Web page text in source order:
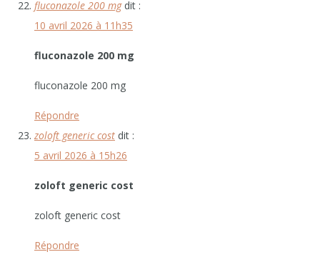
fluconazole 200 mg dit :
10 avril 2026 à 11h35
fluconazole 200 mg
fluconazole 200 mg
Répondre
zoloft generic cost dit :
5 avril 2026 à 15h26
zoloft generic cost
zoloft generic cost
Répondre